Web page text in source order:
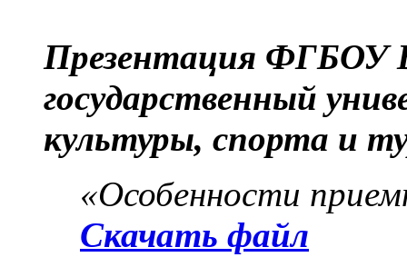
Презентация ФГБОУ
государственный
культуры, спорта и
«Особенности
Скачать файл